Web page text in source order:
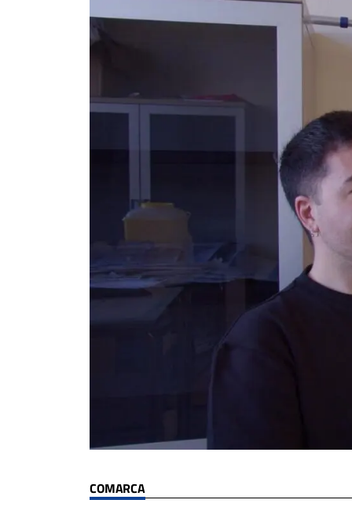
COMARCA